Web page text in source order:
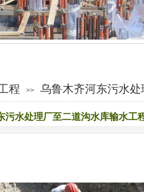
程 >>
乌鲁木齐河东污水
污水处理厂至二道沟水库输水工